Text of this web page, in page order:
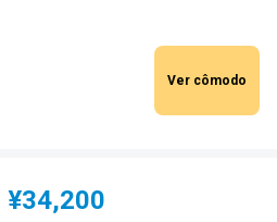
Ver cômodo
¥34,200